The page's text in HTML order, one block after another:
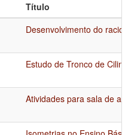
Título
Desenvolvimento do
Estudo de Tronco de
Atividades para sala de